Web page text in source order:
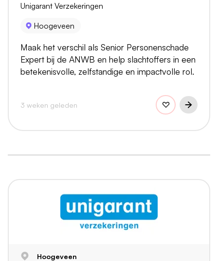
Unigarant Verzekeringen
Hoogeveen
Maak het verschil als Senior Personenschade
Expert bij de ANWB en help slachtoffers in een
betekenisvolle, zelfstandige en impactvolle rol.
3 weken geleden
Hoogeveen